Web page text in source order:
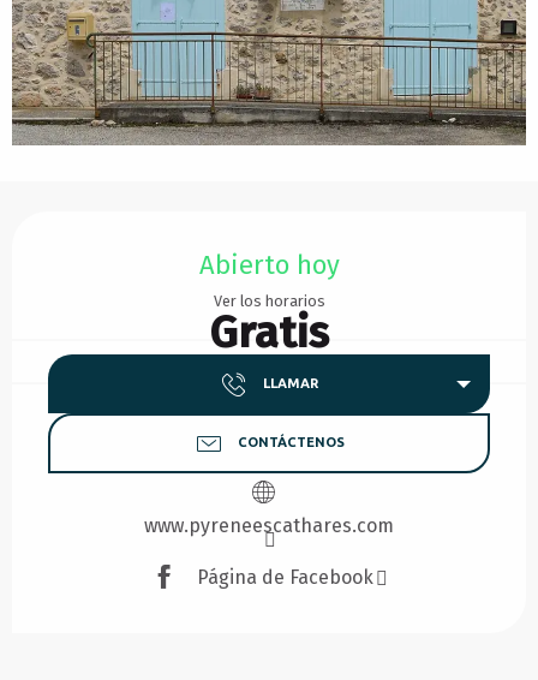
Abierto hoy
Ver los horarios
Gratis
LLAMAR
CONTÁCTENOS
www.pyreneescathares.com
Página de Facebook